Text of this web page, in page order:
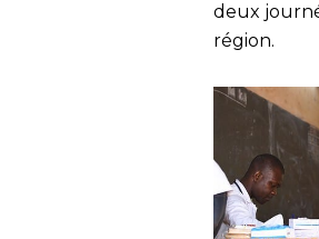
deux
région.